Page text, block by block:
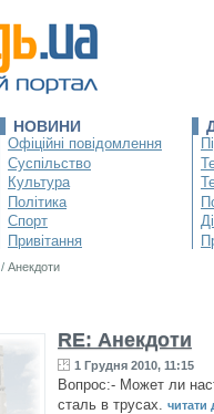
НОВИНИ
Офіційні повідомлення
Суспільство
Культура
Політика
Спорт
Привітання
/ Анекдоти
RE: Анекдоти
1 Грудня 2010, 11:15
Вопрос:- Может ли
сталь в трусах. читати